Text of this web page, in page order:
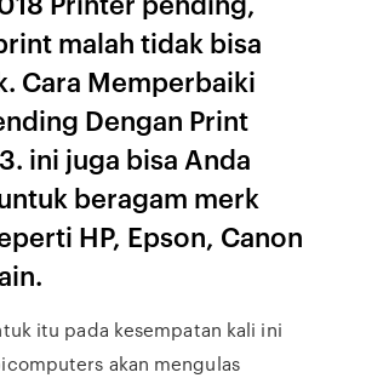
malah tidak bisa
Cara Memperbaiki
Dengan Print
ini juga bisa Anda
beragam merk
HP, Epson, Canon
itu pada kesempatan kali ini
akan mengulas